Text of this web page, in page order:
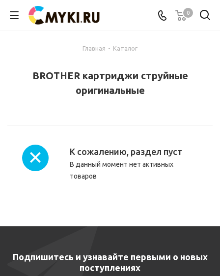
0
Главная - Каталог
BROTHER картриджи струйные
оригинальные
К сожалению, раздел пуст
В данный момент нет активных
товаров
Подпишитесь и узнавайте первыми о новых
поступлениях